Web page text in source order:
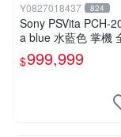
Y0827018437 824
Sony PSVita PCH-
a blue 水藍色 掌機
$999,999